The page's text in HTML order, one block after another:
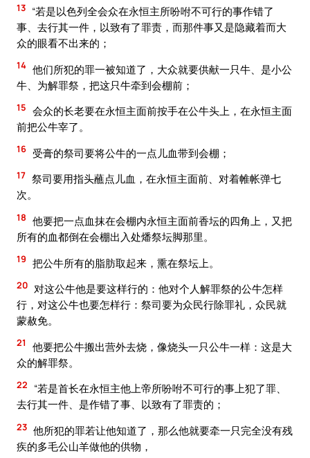
13 “若是以色列全会众在永恒主所吩咐不可行的事作错了
事、去行其一件，以致有了罪责，而那件事又是隐藏着而大
众的眼看不出来的；
14 他们所犯的罪一被知道了，大众就要供献一只牛、是小公
牛、为解罪祭，把这只牛牵到会棚前；
15 会众的长老要在永恒主面前按手在公牛头上，在永恒主面
前把公牛宰了。
16 受膏的祭司要将公牛的一点儿血带到会棚；
17 祭司要用指头蘸点儿血，在永恒主面前、对着帷帐弹七
次。
18 他要把一点血抹在会棚内永恒主面前香坛的四角上，又把
所有的血都倒在会棚出入处燔祭坛脚那里。
19 把公牛所有的脂肪取起来，熏在祭坛上。
20 对这公牛他是要这样行的：他对个人解罪祭的公牛怎样
行，对这公牛也要怎样行：祭司要为众民行除罪礼，众民就
蒙赦免。
21
他要把公牛搬出营外去烧，像烧头一只公牛一样：这是大
众的解罪祭。
22
“若是首长在永恒主他上帝所吩咐不可行的事上犯了罪、
去行其一件、是作错了事、以致有了罪责的；
23 他所犯的罪若让他知道了，那么他就要牵一只完全没有残
疾的多毛公山羊做他的供物，